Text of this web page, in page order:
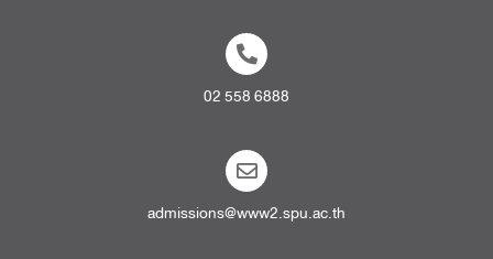
02 558 6888
admissions@www2.spu.ac.th